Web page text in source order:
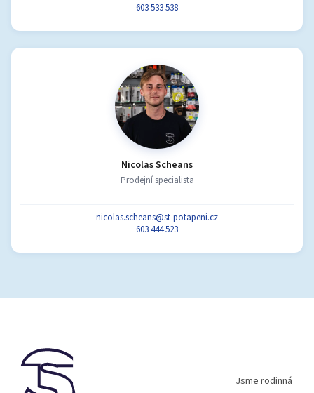
603 533 538
Nicolas Scheans
Prodejní specialista
nicolas.scheans@st-potapeni.cz
603 444 523
Jsme rodinná